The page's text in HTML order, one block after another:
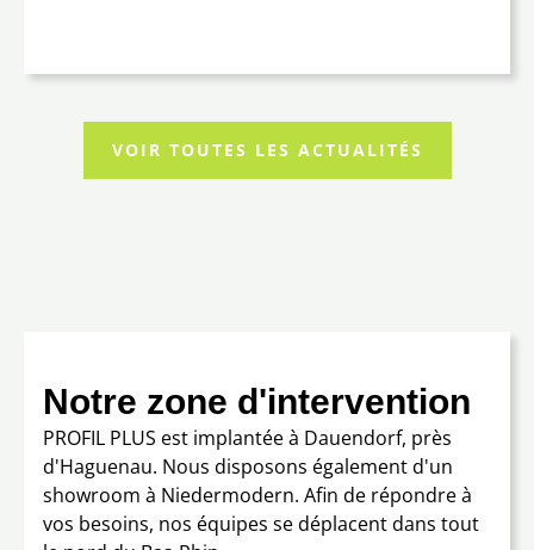
VOIR TOUTES LES ACTUALITÉS
Notre zone d'intervention
PROFIL PLUS est implantée à Dauendorf, près
d'Haguenau. Nous disposons également d'un
showroom à Niedermodern. Afin de répondre à
vos besoins, nos équipes se déplacent dans tout